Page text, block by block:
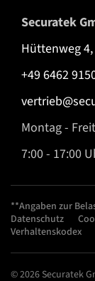
Securatek
Hüttenweg
+49 6462
Montag -
7:00 - 17:00
**Angaben zur
Datenschutz
Verhaltenskodex
© 2026 Securatek